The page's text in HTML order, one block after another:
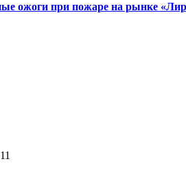
ожоги при пожаре на рынке